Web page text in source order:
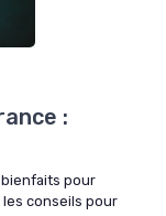
:
pour
conseils pour